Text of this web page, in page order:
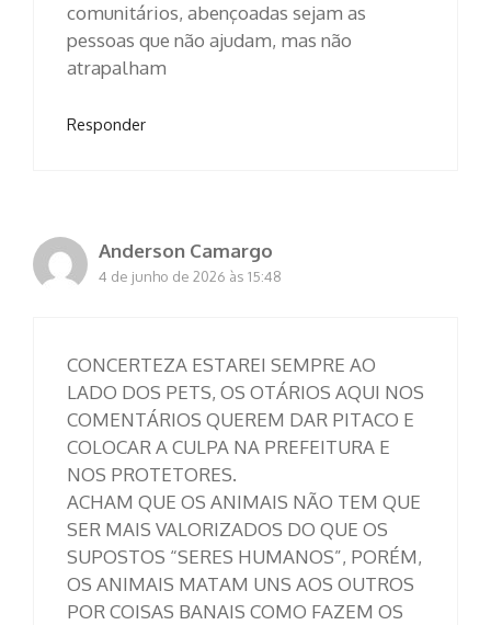
comunitários, abençoadas sejam as
pessoas que não ajudam, mas não
atrapalham
Responder
Anderson Camargo
4 de junho de 2026 às 15:48
CONCERTEZA ESTAREI SEMPRE AO
LADO DOS PETS, OS OTÁRIOS AQUI NOS
COMENTÁRIOS QUEREM DAR PITACO E
COLOCAR A CULPA NA PREFEITURA E
NOS PROTETORES.
ACHAM QUE OS ANIMAIS NÃO TEM QUE
SER MAIS VALORIZADOS DO QUE OS
SUPOSTOS “SERES HUMANOS”, PORÉM,
OS ANIMAIS MATAM UNS AOS OUTROS
POR COISAS BANAIS COMO FAZEM OS